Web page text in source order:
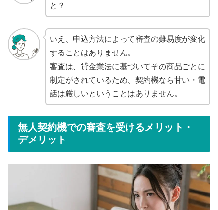
と？
いえ、申込方法によって審査の難易度が変化
することはありません。
審査は、貸金業法に基づいてその商品ごとに
制定がされているため、契約機なら甘い・電
話は厳しいということはありません。
無人契約機での審査を受けるメリット・
デメリット